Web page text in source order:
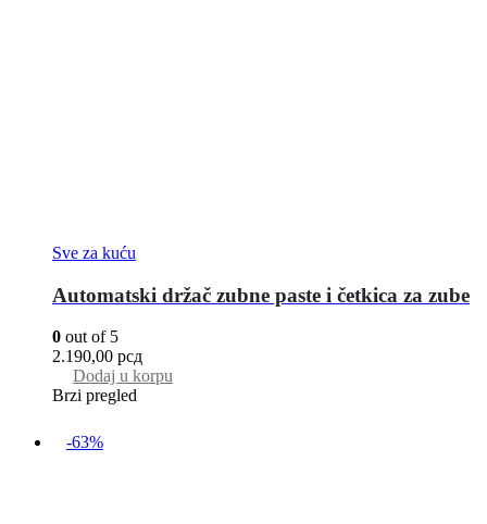
Sve za kuću
Automatski držač zubne paste i četkica za zube
0 out of 5
2.190,00 рсд
Dodaj u korpu
Brzi pregled
-63%